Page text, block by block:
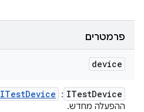
פרמטרים
device
ITestDevice
:
ITestDevice
ההפעלה מחדש.